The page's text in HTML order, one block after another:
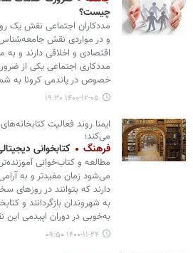
چیست؟
مددکاران اجتماعی نقش یک
و در مواردی نقش
اقتصادی و اخلاقی دارند و
مددکاری اجتماعی یکی از
خصوص در پاندمی کرونا به
۱۴۰۰-۱۲-۰۵ ۱۹:۳۰
ایمنا روند فعالیت
می‌کند؛
فرهنگ کتابخوانی
مطالعه و کتاب‌خوانی
می‌شود زمان مفیدتر و به
دارند که بتوانند در روزهای
به شهروندان بازگردانند و
به‌خوبی در دوران اپیدمی این
۱۴۰۰-۱۱-۲۴ ۰۹:۵۰